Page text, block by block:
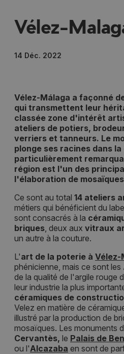
Vélez-
14 Déc. 2022
Vélez-Málaga a façonné
qui transmettent leur
classée zone d'intérêt
ateliers de potiers,
verriers et tanneurs. Le
plonge ses racines dans
particulièrement
région est l'un des
l'élaboration de
Ce sont au total 14 ateliers
métiers qui bénéficient du
sont consacrés à la
briques, deux aux vitraux
un autre à la couture.
L'art de la poterie à Vélez-
phénicienne, mais ce sont
de la qualité de l'argile rouge
leur industrie la plus
céramiques de
Velez en matière de
illustré par la production de
mosaïques. Les monuments
Cervantès, le Palais de
ou l'Alcazaba en sont de